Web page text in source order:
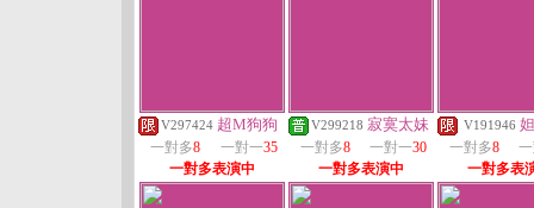
V297424 超M狗狗
一對多8 一對一35
一對多表演中
V299218 寂寞太妹
一對多8 一對一30
一對多表演中
V191946
一對多8
一對多表